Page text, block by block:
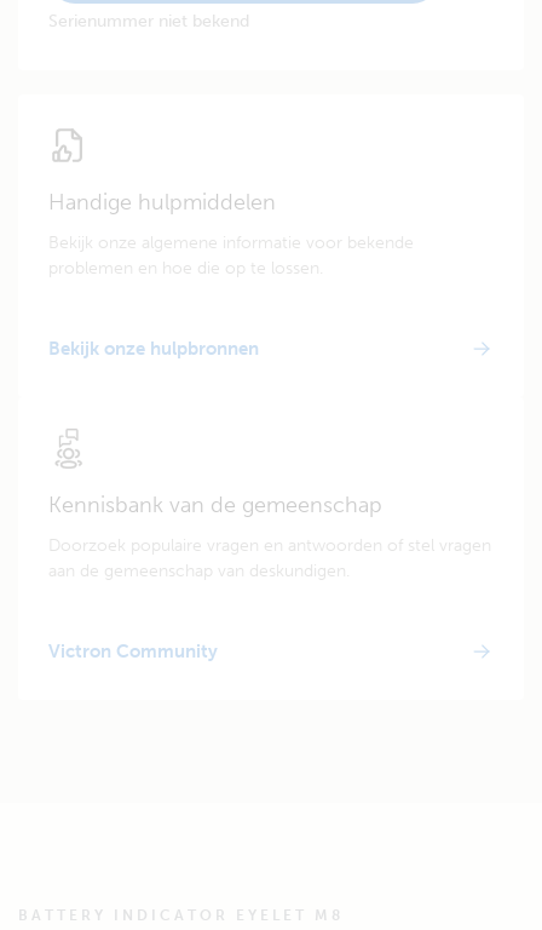
Serienummer niet bekend
Handige hulpmiddelen
Bekijk onze algemene informatie voor bekende
problemen en hoe die op te lossen.
Bekijk onze hulpbronnen
Kennisbank van de gemeenschap
Doorzoek populaire vragen en antwoorden of stel vragen
aan de gemeenschap van deskundigen.
Victron Community
BATTERY INDICATOR EYELET M8